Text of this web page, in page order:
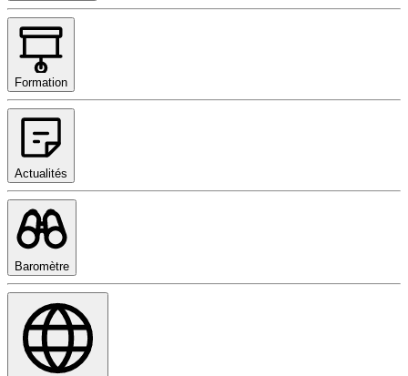
Formation
Actualités
Baromètre